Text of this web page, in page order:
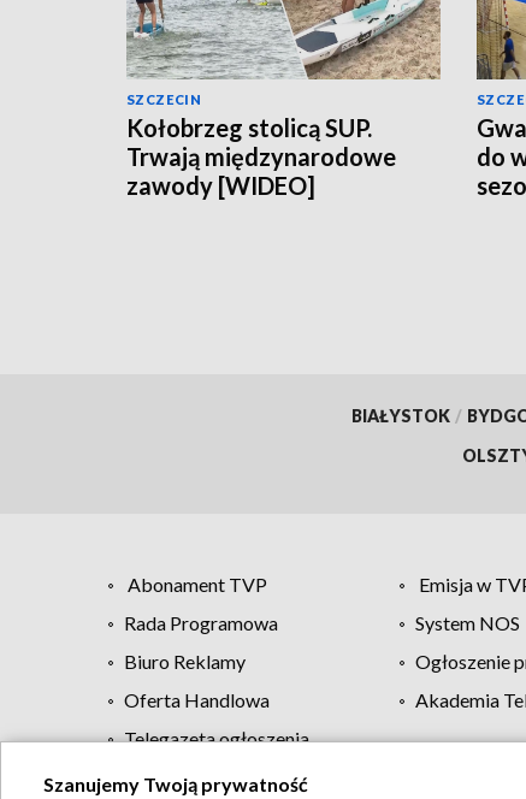
SZCZECIN
Kołobrzeg stolicą SUP.
Trwają międzynarodowe
zawody [WIDEO]
do
BIAŁYSTOK /
Abonament TVP Emisja w
Rada Programowa
System NOS
Biuro Reklamy
Ogłoszenie
Oferta Handlowa
Akademia
Telegazeta ogłoszenia
Szanujemy Twoją prywatność